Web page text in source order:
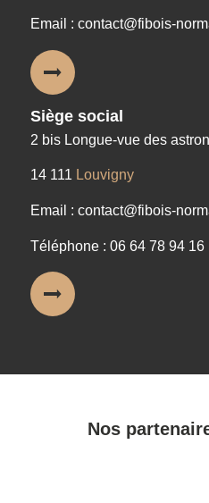
Email : contact@fibois-
Siège social
2 bis Longue-vue des
14 111 Louvigny
Email : contact@fibois-
Téléphone : 06 64 78 94 16
Nos